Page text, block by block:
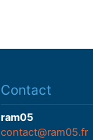
Contact
ram05
contact@ram05.fr